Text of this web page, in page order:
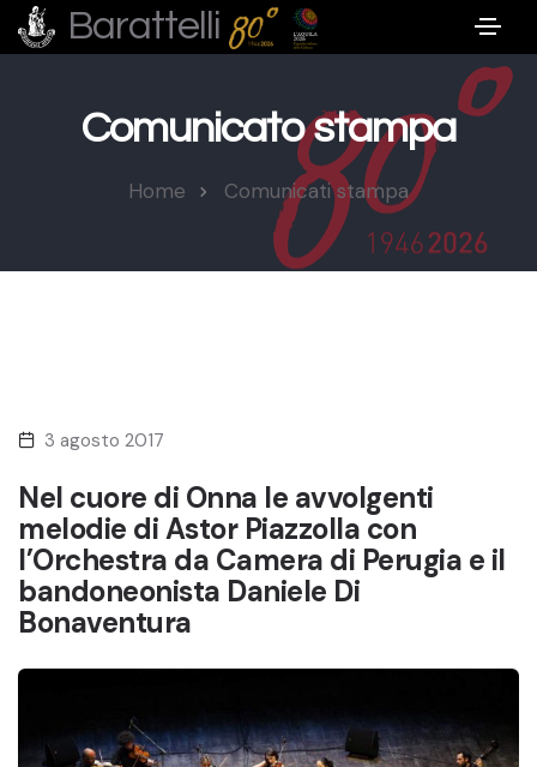
Barattelli
Comunicato stampa
Home Comunicati stampa
3 agosto 2017
Nel cuore di Onna le avvolgenti
melodie di Astor Piazzolla con
l’Orchestra da Camera di Perugia e il
bandoneonista Daniele Di
Bonaventura